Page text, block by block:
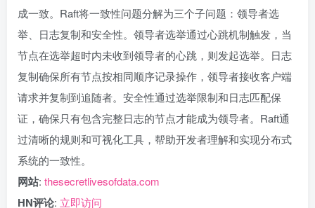
成一致。Raft将一致性问题分解为三个子问题：领导者选
举、日志复制和安全性。领导者选举通过心跳机制触发，当
节点在选举超时内未收到领导者的心跳，则发起选举。日志
复制确保所有节点按相同顺序记录操作，领导者接收客户端
请求并复制到追随者。安全性通过选举限制和日志匹配保
证，确保只有包含完整日志的节点才能成为领导者。Raft通
过清晰的规则和可视化工具，帮助开发者理解和实现分布式
系统的一致性。
网站: thesecretlivesofdata.com
HN评论: 立即访问